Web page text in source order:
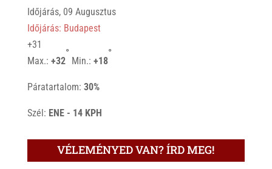
Időjárás, 09 Augusztus
Időjárás: Budapest
+31
Max.: +32
°
Min.: +18
°
Páratartalom: 30%
Szél: ENE - 14 KPH
VÉLEMÉNYED VAN? ÍRD MEG!